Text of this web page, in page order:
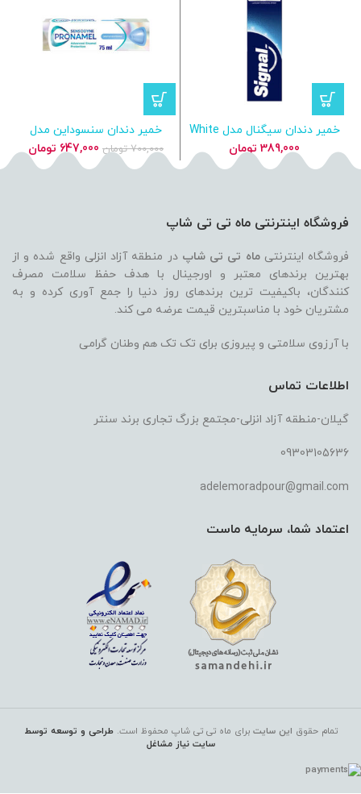
خمیر دندان سیگنال مدل White
Now سفیدکننده فوری و جرم‌گیر
ملایم
389,000 تومان
خمیر دندان سنسوداین مدل
Pronamel Gentle Whitening
700,000 تومان قیمت
اصلی
647,000 تومان
فعلی
فروشگاه اینترنتی ماه تی تی شاپ
فروشگاه اینترنتیماه تی تی شاپ در منطقه آزاد انزلی واقع شده و از
بهترین برندهای معتبر و اورجینال با هدف حفظ سلامت مصرف
کنندگان، باکیفیت ترین برندهای روز دنیا را جمع آوری کرده و به
مشتریان خود با مناسبترین قیمت عرضه می کند.
با آرزوی سلامتی و پیروزی برای تک تک هم وطنان گرامی
اطلاعات تماس
گیلان-منطقه آزاد انزلی-مجتمع بزرگ تجاری برند سنتر
09303105636
adelemoradpour@gmail.com
اعتماد شما، سرمایه ماست
تمام حقوق این سایتبرای ماه تی تی شاپ محفوظ است.طراحی و توسعه توسط
سایت نیاز مشاغل